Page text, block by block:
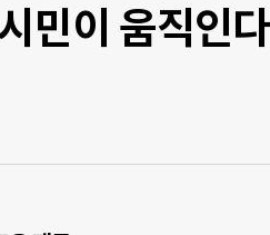
민이 움직인